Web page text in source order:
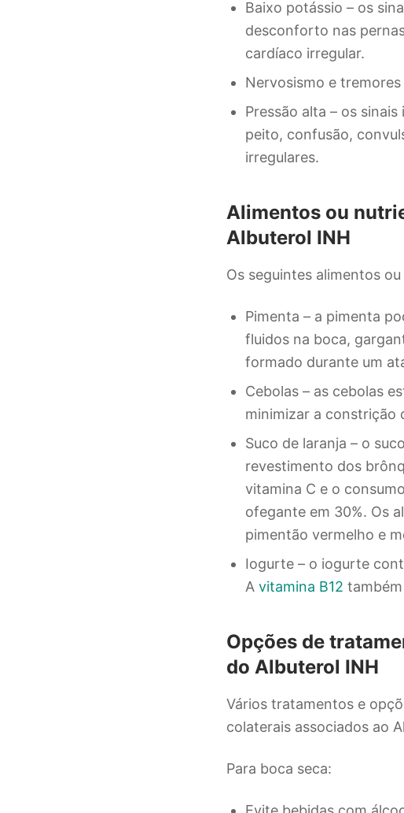
Baixo potássio – os
desconforto nas
cardíaco irregular.
Nervosismo e tremores
Pressão alta – os
peito, confusão,
irregulares.
Alimentos ou
Albuterol INH
Os seguintes alimentos
Pimenta – a pimenta
fluidos na boca,
formado durante um
Cebolas – as cebolas
minimizar a constrição
Suco de laranja – o
revestimento dos
vitamina C e o
ofegante em 30%. Os
pimentão vermelho e
Iogurte – o iogurte
A vitamina B12
Opções de
do Albuterol INH
Vários tratamentos e
colaterais associados ao
Para boca seca: